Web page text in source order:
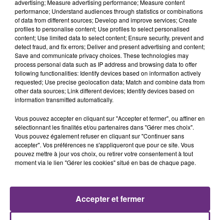
Pour celles et ceux qui ont loupé ce moment, vous
pouvez dès à présent écouter le podcast complet de
l’émission ci-dessous.
FIL D'ACTUS
advertising; Measure advertising performance; Measure content
performance; Understand audiences through statistics or combinations
of data from different sources; Develop and improve services; Create
profiles to personalise content; Use profiles to select personalised
content; Use limited data to select content; Ensure security, prevent and
detect fraud, and fix errors; Deliver and present advertising and content;
Save and communicate privacy choices. These technologies may
process personal data such as IP address and browsing data to offer
following functionalities: Identify devices based on information actively
requested; Use precise geolocation data; Match and combine data from
other data sources; Link different devices; Identify devices based on
information transmitted automatically.
Vous pouvez accepter en cliquant sur "Accepter et fermer", ou affiner en
sélectionnant les finalités et/ou partenaires dans "Gérer mes choix".
Vous pouvez également refuser en cliquant sur "Continuer sans
accepter". Vos préférences ne s'appliqueront que pour ce site. Vous
pouvez mettre à jour vos choix, ou retirer votre consentement à tout
moment via le lien "Gérer les cookies" situé en bas de chaque page.
Accepter et fermer